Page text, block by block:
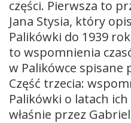
części. Pierwsza to
Jana Stysia, który
Palikówki do 1939
to wspomnienia
w Palikówce spisane
Część trzecia:
Palikówki o latach
właśnie przez